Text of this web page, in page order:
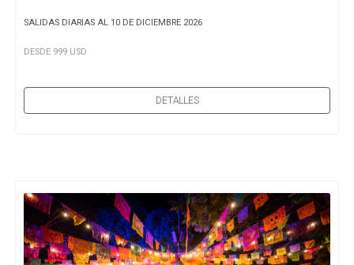
SALIDAS DIARIAS AL 10 DE DICIEMBRE 2026
DESDE 999 USD
DETALLES